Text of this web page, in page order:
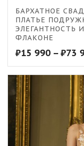
БАРХАТНОЕ
ПЛАТЬЕ
ЭЛЕГАНТНОСТЬ
ФЛАКОНЕ
₽15 990 – ₽73